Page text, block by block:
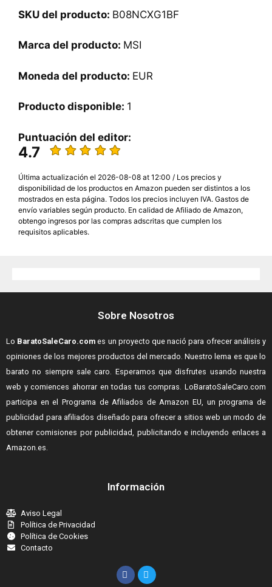
SKU del producto: B08NCXG1BF
Marca del producto: MSI
Moneda del producto: EUR
Producto disponible: 1
Puntuación del editor:
4.7
Última actualización el 2026-08-08 at 12:00 / Los precios y
disponibilidad de los productos en Amazon pueden ser distintos a los
mostrados en esta página. Todos los precios incluyen IVA. Gastos de
envío variables según producto. En calidad de Afiliado de Amazon,
obtengo ingresos por las compras adscritas que cumplen los
requisitos aplicables.
Sobre Nosotros
Lo BaratoSaleCaro.com es un proyecto que nació para ofrecer análisis y
opiniones de los mejores productos del mercado. Nuestro lema es que lo
barato no siempre sale caro. Esperamos que disfrutes usando nuestra
web y comiences ahorrar en todas tus compras. LoBaratoSaleCaro.com
participa en el Programa de Afiliados de Amazon EU, un programa de
publicidad para afiliados diseñado para ofrecer a sitios web un modo de
obtener comisiones por publicidad, publicitando e incluyendo enlaces a
Amazon.es.
Información
Aviso Legal
Política de Privacidad
Política de Cookies
Contacto